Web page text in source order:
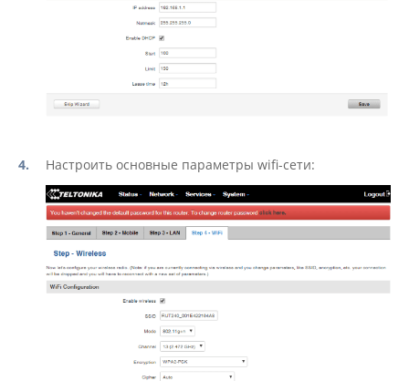
Настроить основные параметры wifi-сети: